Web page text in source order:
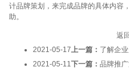
计品牌策划，来完成品牌的具体内容
助。
返
2021-05-17上一篇： 了解企
2021-05-11下一篇： 品牌推